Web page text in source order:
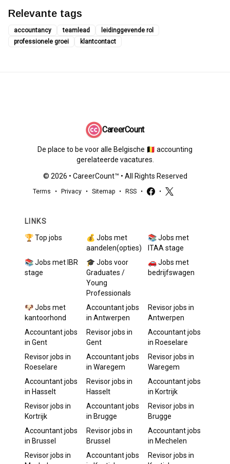
Relevante tags
accountancy teamlead
leidinggevende rol
professionele groei
klantcontact
CareerCount
De place to be voor alle Belgische 🇧🇪 accounting
gerelateerde vacatures.
© 2026 • CareerCount™ • All Rights Reserved
Terms • Privacy • Sitemap • RSS • •
LINKS
🏆 Top jobs
💰 Jobs met
aandelen(opties)
📚 Jobs met
ITAA stage
📚 Jobs met IBR
stage
🎓 Jobs voor
Graduates /
Young
Professionals
🚗 Jobs met
bedrijfswagen
🐶 Jobs met
kantoorhond
Accountantjobs
in Antwerpen
Revisorjobs in
Antwerpen
Accountantjobs
in Gent
Revisorjobs in
Gent
Accountantjobs
in Roeselare
Revisorjobs in
Roeselare
Accountantjobs
in Waregem
Revisorjobs in
Waregem
Accountantjobs
in Hasselt
Revisorjobs in
Hasselt
Accountantjobs
in Kortrijk
Revisorjobs in
Kortrijk
Accountantjobs
in Brugge
Revisorjobs in
Brugge
Accountantjobs
in Brussel
Revisorjobs in
Brussel
Accountantjobs
in Mechelen
Revisorjobs in
Accountantjobs
Revisorjobs in